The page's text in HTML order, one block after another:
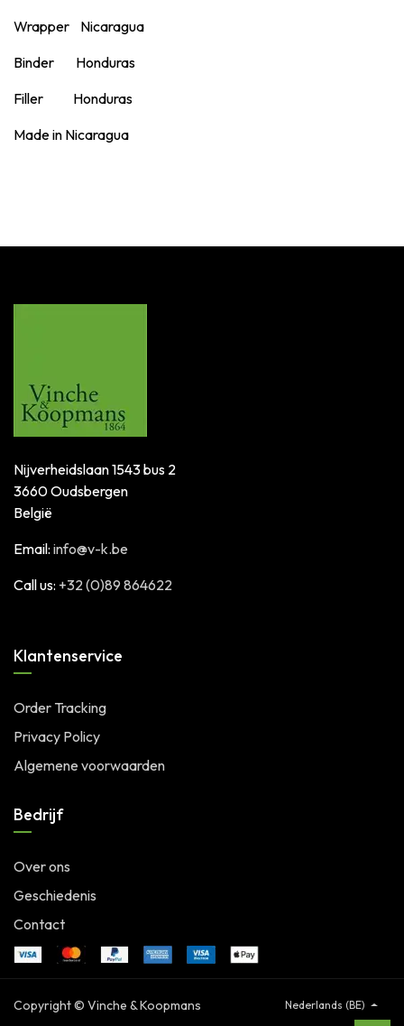
Wrapper Nicaragua
Binder Honduras
Filler Honduras
Made in Nicaragua
Nijverheidslaan 1543 bus 2
3660 Oudsbergen
België
Email: info@v-k.be
Call us: +32 (0)89 864622
Klantenservice
Order Tracking
Privacy Policy
Algemene voorwaarden
Bedrijf
Over ons
Geschiedenis
Contact
Copyright © Vinche & Koopmans Nederlands (BE)